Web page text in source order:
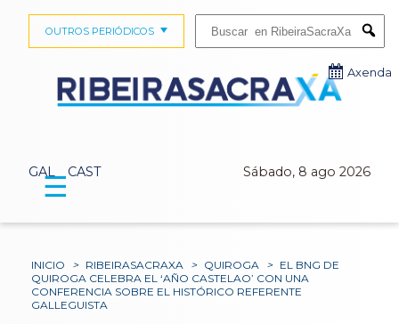
GAL CAST Sábado, 8 ago 2026
OUTROS PERIÓDICOS
Axenda
☰
INICIO > RIBEIRASACRAXA > QUIROGA > EL BNG DE
QUIROGA CELEBRA EL ‘AÑO CASTELAO’ CON UNA
CONFERENCIA SOBRE EL HISTÓRICO REFERENTE
GALLEGUISTA